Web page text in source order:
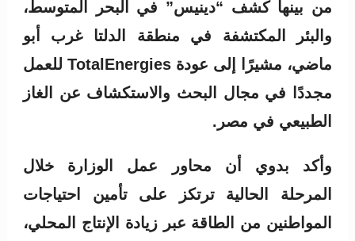
من بينها كشف “دينيس” في البحر المتوسط،
والبئر المكتشفة في منطقة الدلتا غرب أبو
ماضي، مشيرًا إلى عودة TotalEnergies للعمل
مجددًا في مجال البحث والاستكشاف عن الغاز
الطبيعي في مصر.
وأكد بدوي أن محاور عمل الوزارة خلال
المرحلة الحالية ترتكز على تأمين احتياجات
المواطنين من الطاقة عبر زيادة الإنتاج المحلي،